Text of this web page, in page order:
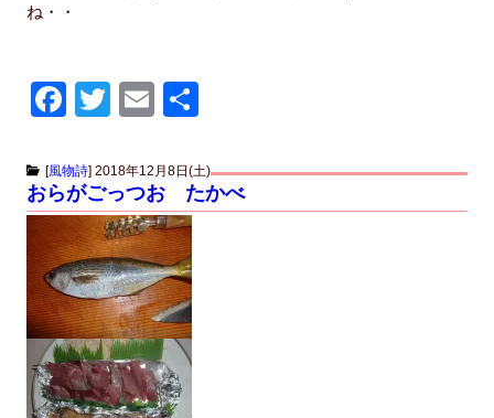
ね・・
F
c
e
b
o
o
k
T
tt
er
E
ail
[風物詩] 2018年12月8日(土)
おらがごっつお たかべ